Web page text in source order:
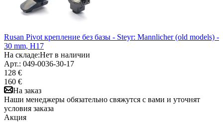
Rusan Pivot крепление без базы - Steyr: Mannlicher (old models) -
30 mm, H17
На складе:Нет в наличии
Арт.: 049-0036-30-17
128 €
160 €
На заказ
Наши менеджеры обязательно свяжутся с вами и уточнят
условия заказа
Акция